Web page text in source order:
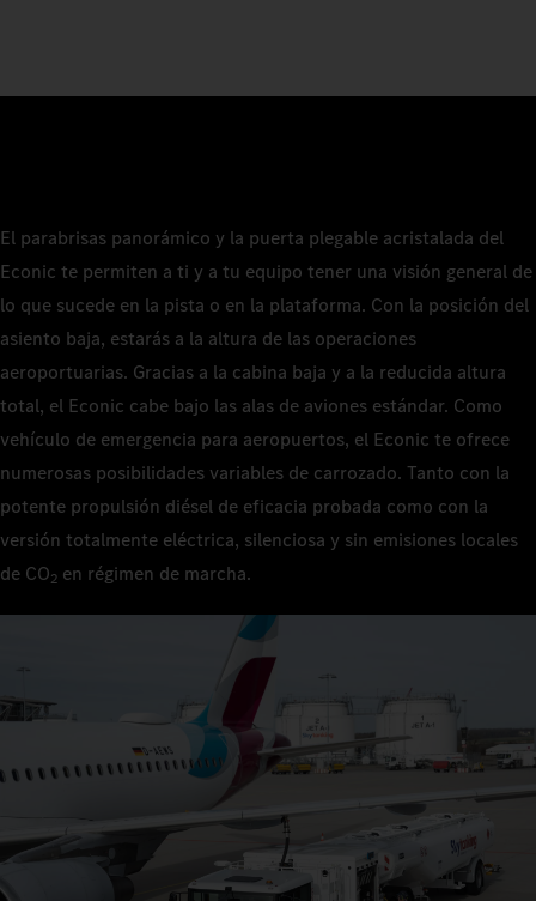
El parabrisas panorámico y la puerta plegable acristalada del
Econic te permiten a ti y a tu equipo tener una visión general de
lo que sucede en la pista o en la plataforma. Con la posición del
asiento baja, estarás a la altura de las operaciones
aeroportuarias. Gracias a la cabina baja y a la reducida altura
total, el Econic cabe bajo las alas de aviones estándar. Como
vehículo de emergencia para aeropuertos, el Econic te ofrece
numerosas posibilidades variables de carrozado. Tanto con la
potente propulsión diésel de eficacia probada como con la
versión totalmente eléctrica, silenciosa y sin emisiones locales
de CO2 en régimen de marcha.